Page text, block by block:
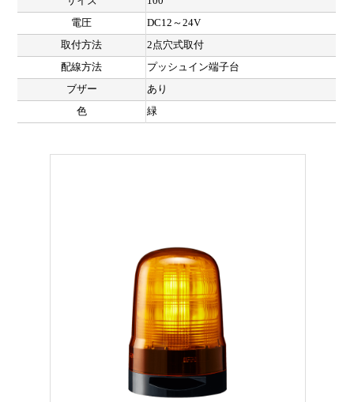
電圧
DC12～24V
取付方法
2点穴式取付
配線方法
プッシュイン端子台
ブザー
あり
色
緑